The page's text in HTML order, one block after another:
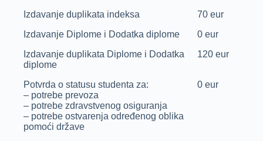
Izdavanje duplikata indeksa
70 eur
Izdavanje Diplome i Dodatka diplome
0 eur
Izdavanje duplikata Diplome i Dodatka
diplome
120 eur
Potvrda o statusu studenta za:
– potrebe prevoza
– potrebe zdravstvenog osiguranja
– potrebe ostvarenja određenog oblika
pomoći države
0 eur